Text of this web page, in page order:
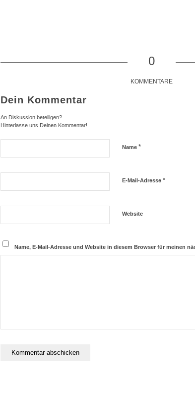
0
KOMMENTARE
Dein Kommentar
An Diskussion beteiligen?
Hinterlasse uns Deinen Kommentar!
Name *
E-Mail-Adresse *
Website
Name, E-Mail-Adresse und Website in diesem Browser für meinen